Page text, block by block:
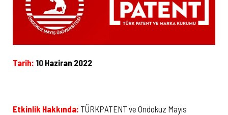
Tarih: 10 Haziran 2022
Etkinlik Hakkında: TÜRKPATENT ve Ondokuz Mayıs